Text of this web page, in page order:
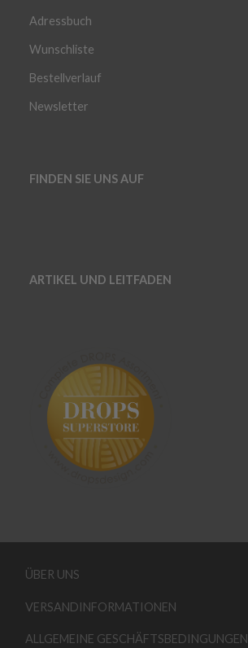
Adressbuch
Wunschliste
Bestellverlauf
Newsletter
FINDEN SIE UNS AUF
ARTIKEL UND LEITFADEN
ÜBER UNS
VERSANDINFORMATIONEN
ALLGEMEINE GESCHÄFTSBEDINGUNGEN